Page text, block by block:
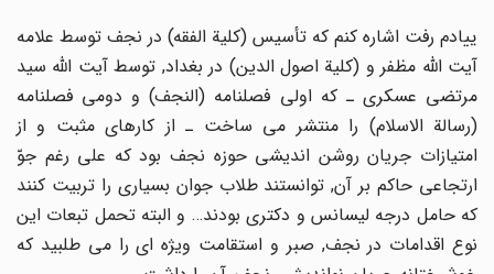
ییادم رفت اشاره کنم که تأسیس (کلیة الفقه) در نجف توسط علامه
آیت اللّه مظفر و (کلیة اصول الدین) در بغداد, توسط آیت اللّه سید
مرتضى عسکرى ـ که اولى فصلنامه (النجف) و دومى فصلنامه
(رسالة الاسلام) را منتشر مى ساخت ـ از کارهاى مثبت و از
امتیازات جریان روشن اندیشى حوزه نجف بود که على رغم جوّ
ارتجاعى حاکم بر آن, توانستند طلاب جوان بسیارى را تربیت کنند
که حامل درجه لیسانس و دکترى بودند… و البته تحمل تبعات این
نوع اقدامات در نجف, صبر و استقامت ویژه اى را مى طلبید که